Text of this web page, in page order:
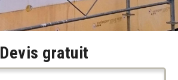
Devis gratuit